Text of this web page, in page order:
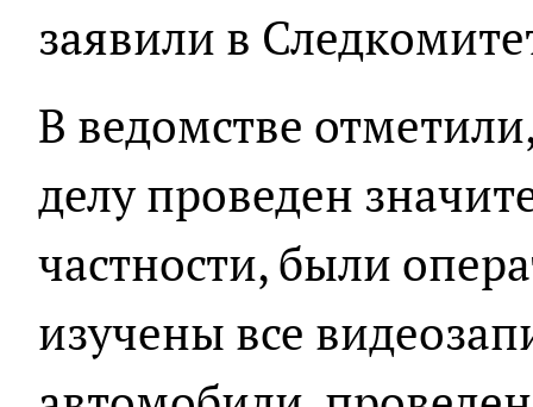
заявили в
В ведомстве
делу проведен
частности, были
изучены все